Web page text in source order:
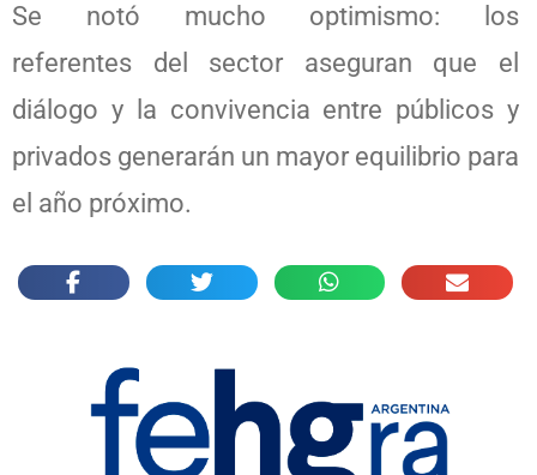
Se notó mucho optimismo: los
referentes del sector aseguran que el
diálogo y la convivencia entre públicos y
privados generarán un mayor equilibrio para
el año próximo.